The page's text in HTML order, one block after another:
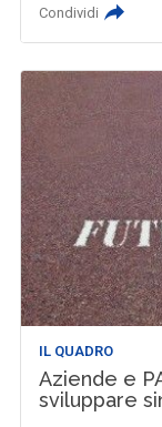
Condividi
IL QUADRO
Aziende e
sviluppare